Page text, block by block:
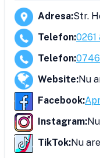
Adresa:Str.
Telefon:0261
Telefon:
Website:Nu
Facebook:
Instagram:
TikTok:Nu